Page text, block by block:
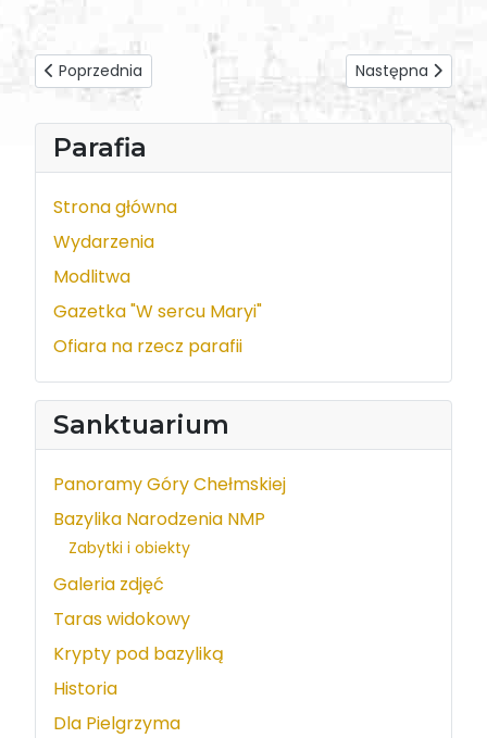
Parafia
Strona główna
Wydarzenia
Modlitwa
Gazetka "W sercu Maryi"
Ofiara na rzecz parafii
Sanktuarium
Panoramy Góry Chełmskiej
Bazylika Narodzenia NMP
Zabytki i obiekty
Galeria zdjęć
Taras widokowy
Krypty pod bazyliką
Historia
Dla Pielgrzyma
Poprzednia strona: Ks. Infułat Kazimierz Bownik - Homilia
Poprzednia Następna
Następna